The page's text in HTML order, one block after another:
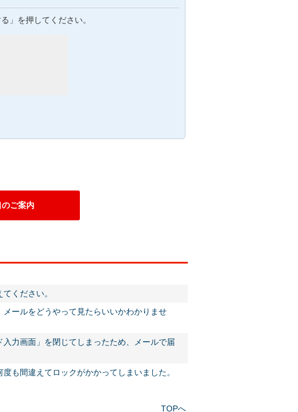
」を押してください。
ご案内
ください。
ールをどうやって見たらいいかわかりませ
力画面」を閉じてしまったため、メールで届
も間違えてロックがかかってしまいました。
TOPへ